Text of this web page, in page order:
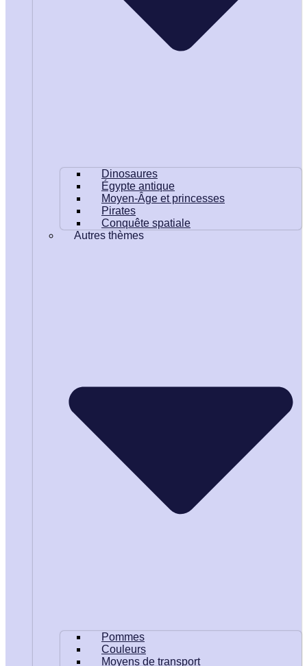
Dinosaures
Égypte antique
Moyen-Âge et princesses
Pirates
Conquête spatiale
Autres thèmes
Pommes
Couleurs
Moyens de transport